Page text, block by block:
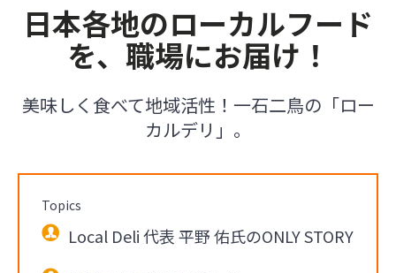
日本各地のローカルフード
を、職場にお届け！
美味しく食べて地域活性！一石二鳥の「ロー
カルデリ」。
Topics
Local Deli 代表 平野 佑氏のONLY STORY